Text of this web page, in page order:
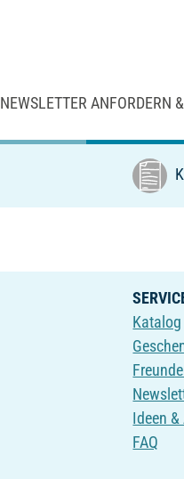
NEWSLETTER ANFORDERN
Katalog
Ideen
FAQ